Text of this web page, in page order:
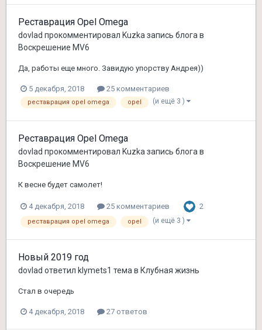
Реставрация Opel Omega
dovlad прокомментировал Kuzka запись блога в
Воскрешение MV6
Да, работы еще много. Завидую упорству Андрея))
5 декабря, 2018 25 комментариев
реставрация opel omega opel (и ещё 3 )
Реставрация Opel Omega
dovlad прокомментировал Kuzka запись блога в
Воскрешение MV6
К весне будет самолет!
4 декабря, 2018 25 комментариев 2
реставрация opel omega opel (и ещё 3 )
Новый 2019 год
dovlad ответил klymets1 тема в Клубная жизнь
Стал в очередь
4 декабря, 2018 27 ответов